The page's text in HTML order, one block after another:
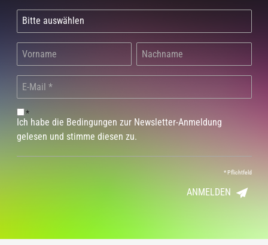
*
Ich habe die Bedingungen zur Newsletter-Anmeldung
gelesen und stimme diesen zu.
*Pflichtfeld
ANMELDEN